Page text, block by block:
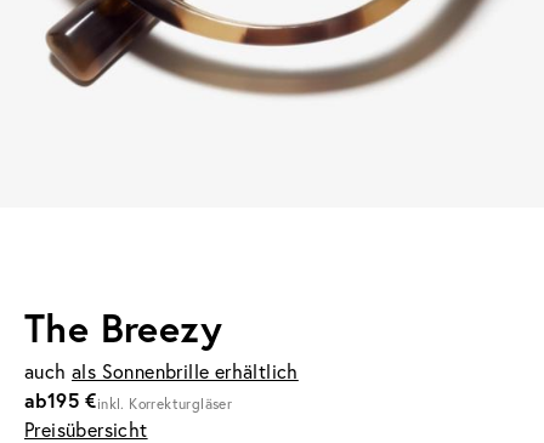
The Breezy
auch als Sonnenbrille erhältlich
ab195 €inkl. Korrekturgläser
Preisübersicht